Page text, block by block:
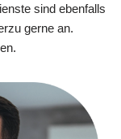
sind ebenfalls
gerne an.